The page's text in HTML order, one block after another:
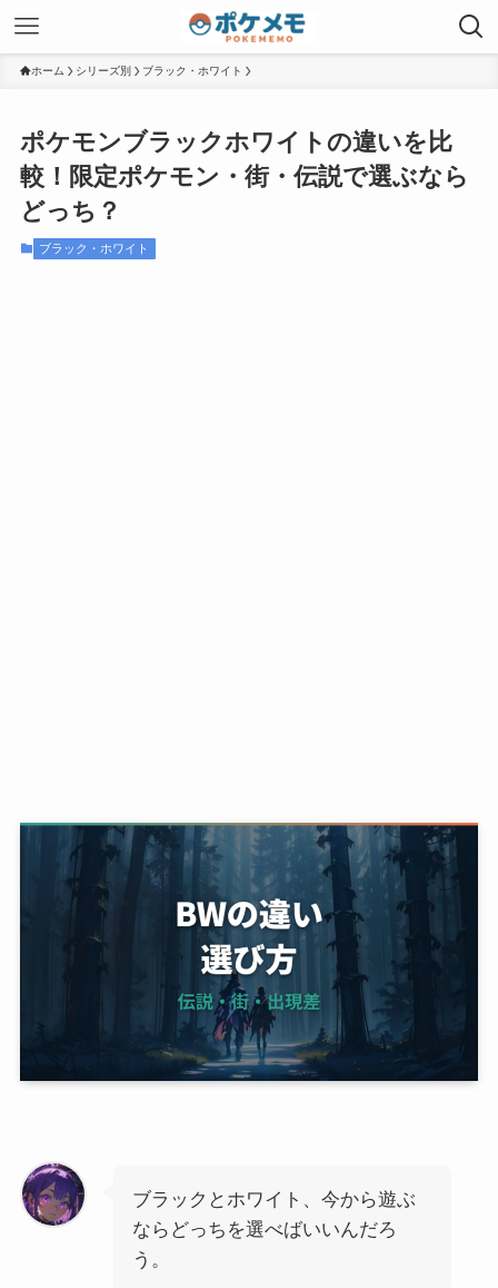
ホーム シリーズ別 ブラック・ホワイト
ポケモンブラックホワイトの違いを比
較！限定ポケモン・街・伝説で選ぶなら
どっち？
ブラック・ホワイト
ブラックとホワイト、今から遊ぶ
ならどっちを選べばいいんだろ
う。